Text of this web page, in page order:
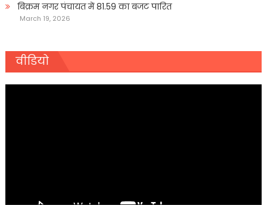
बिक्रम नगर पंचायत में 81.59 का बजट पारित
March 19, 2026
वीडियो